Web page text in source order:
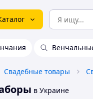
Свадебные товары
в Украине